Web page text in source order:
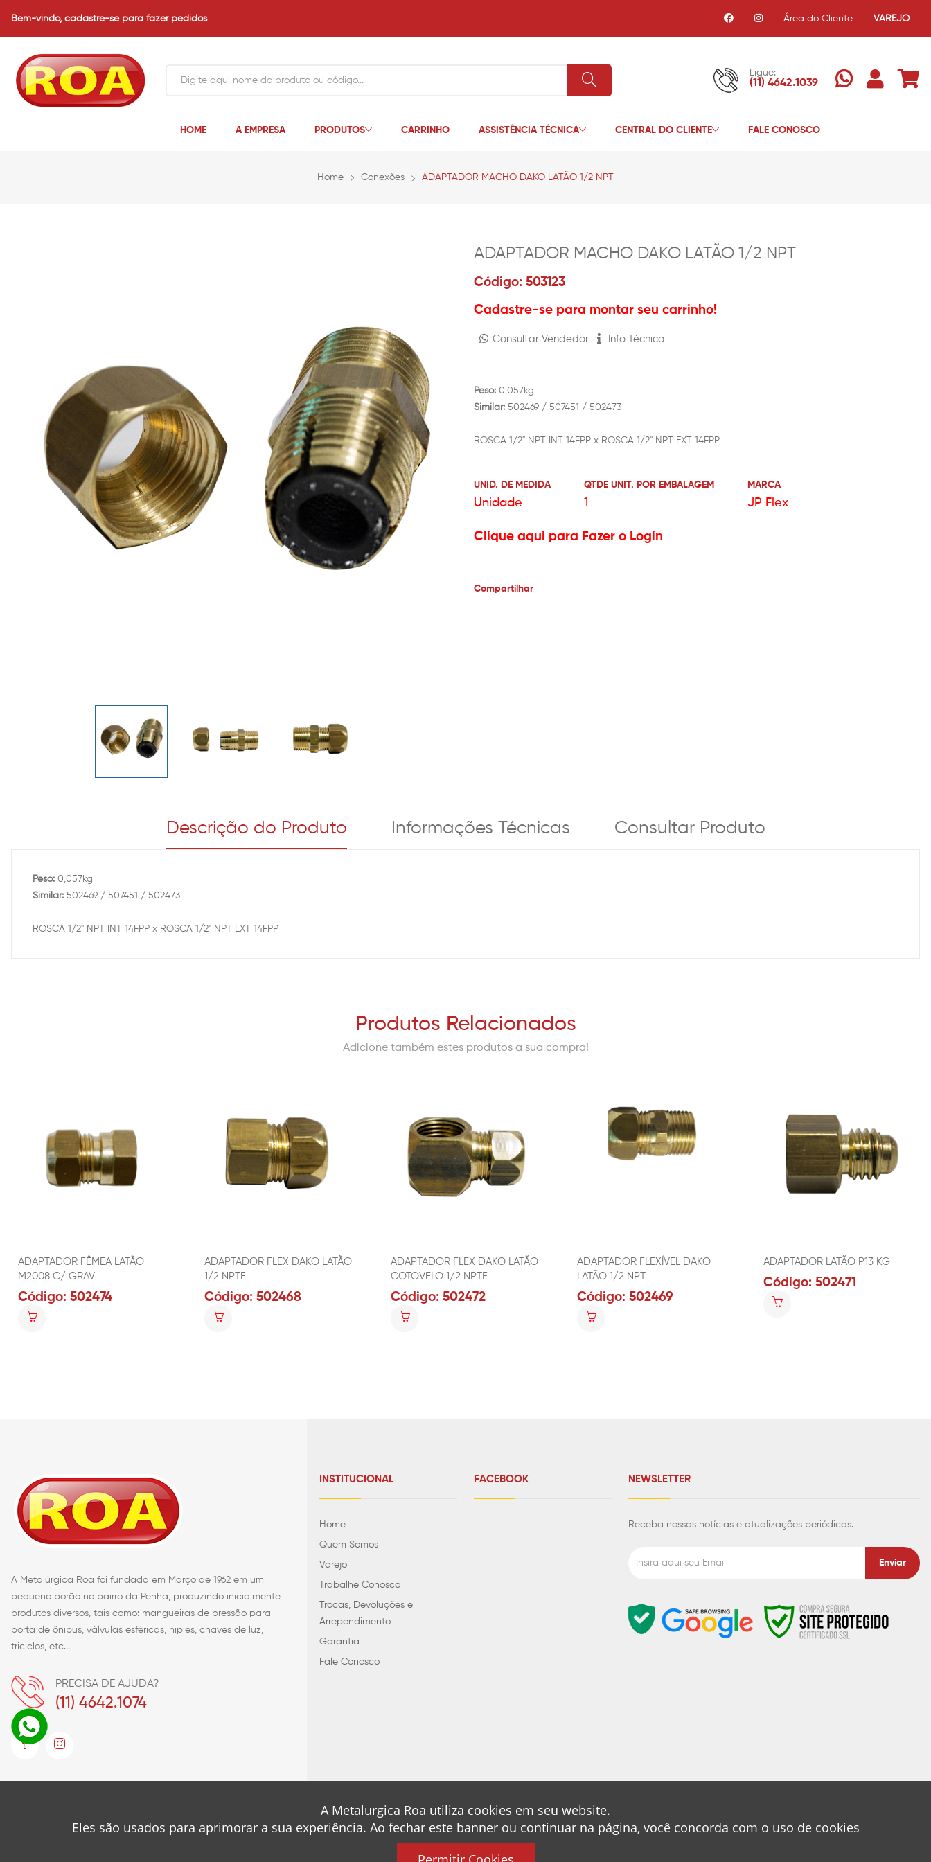
Bem-vindo, cadastre-se para fazer pedidos Área do Cliente VAREJO
Ligue:
(11) 4642.1039
HOME A EMPRESA PRODUTOS CARRINHO ASSISTÊNCIA TÉCNICA CENTRAL DO CLIENTE FALE CONOSCO
Home Conexões ADAPTADOR MACHO DAKO LATÃO 1/2 NPT
ADAPTADOR MACHO DAKO LATÃO 1/2 NPT
Código: 503123
Cadastre-se para montar seu carrinho!
Consultar Vendedor Info Técnica
Peso: 0,057kg
Similar: 502469 / 507451 / 502473
ROSCA 1/2" NPT INT 14FPP x ROSCA 1/2" NPT EXT 14FPP
UNID. DE MEDIDA
Unidade
QTDE UNIT. POR EMBALAGEM
1
MARCA
JP Flex
Clique aqui para Fazer o Login
Compartilhar
Descrição do Produto Informações Técnicas Consultar Produto
Peso: 0,057kg
Similar: 502469 / 507451 / 502473
ROSCA 1/2" NPT INT 14FPP x ROSCA 1/2" NPT EXT 14FPP
Produtos Relacionados
Adicione também estes produtos a sua compra!
ADAPTADOR FÊMEA LATÃO
M2008 C/ GRAV
Código: 502474
ADAPTADOR FLEX DAKO LATÃO
1/2 NPTF
Código: 502468
ADAPTADOR FLEX DAKO LATÃO
COTOVELO 1/2 NPTF
Código: 502472
ADAPTADOR FLEXÍVEL DAKO
LATÃO 1/2 NPT
Código: 502469
ADAPTADOR LATÃO P13 KG
Código: 502471
A Metalúrgica Roa foi fundada em Março de 1962 em um
pequeno porão no bairro da Penha, produzindo inicialmente
produtos diversos, tais como: mangueiras de pressão para
porta de ônibus, válvulas esféricas, niples, chaves de luz,
triciclos, etc...
PRECISA DE AJUDA?
(11) 4642.1074
INSTITUCIONAL
Home
Quem Somos
Varejo
Trabalhe Conosco
Trocas, Devoluções e
Arrependimento
Garantia
Fale Conosco
FACEBOOK NEWSLETTER
Receba nossas notícias e atualizações periódicas.
Enviar
A Metalurgica Roa utiliza cookies em seu website.
Eles são usados para aprimorar a sua experiência. Ao fechar este banner ou continuar na página, você concorda com o uso de cookies